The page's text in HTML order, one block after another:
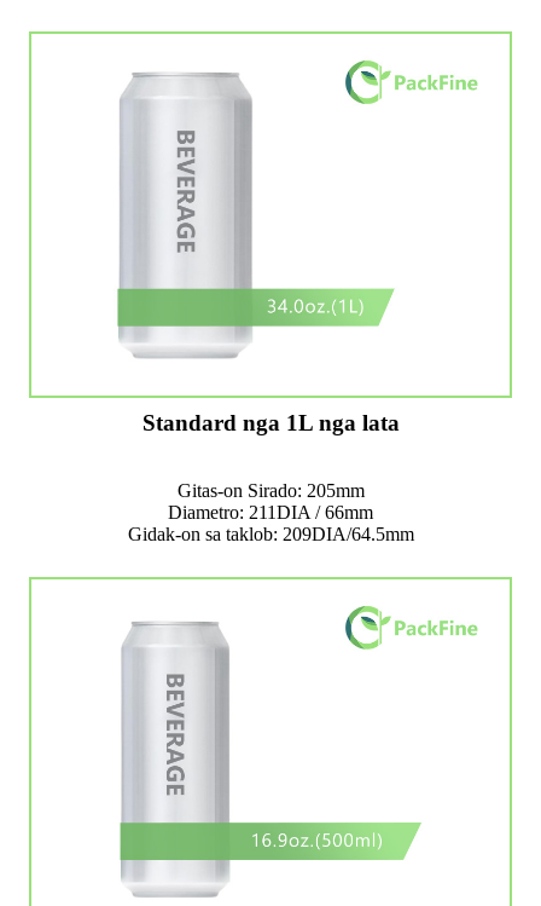
Standard nga 1L nga lata
Gitas-on Sirado: 205mm
Diametro: 211DIA / 66mm
Gidak-on sa taklob: 209DIA/64.5mm